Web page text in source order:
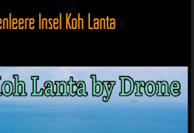
Insel Koh Lanta